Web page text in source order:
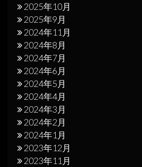
2025年10月
2025年9月
2024年11月
2024年8月
2024年7月
2024年6月
2024年5月
2024年4月
2024年3月
2024年2月
2024年1月
2023年12月
2023年11月